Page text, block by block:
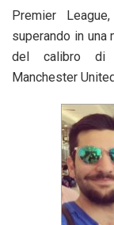
Premier
superando in una
del calibro di
Manchester